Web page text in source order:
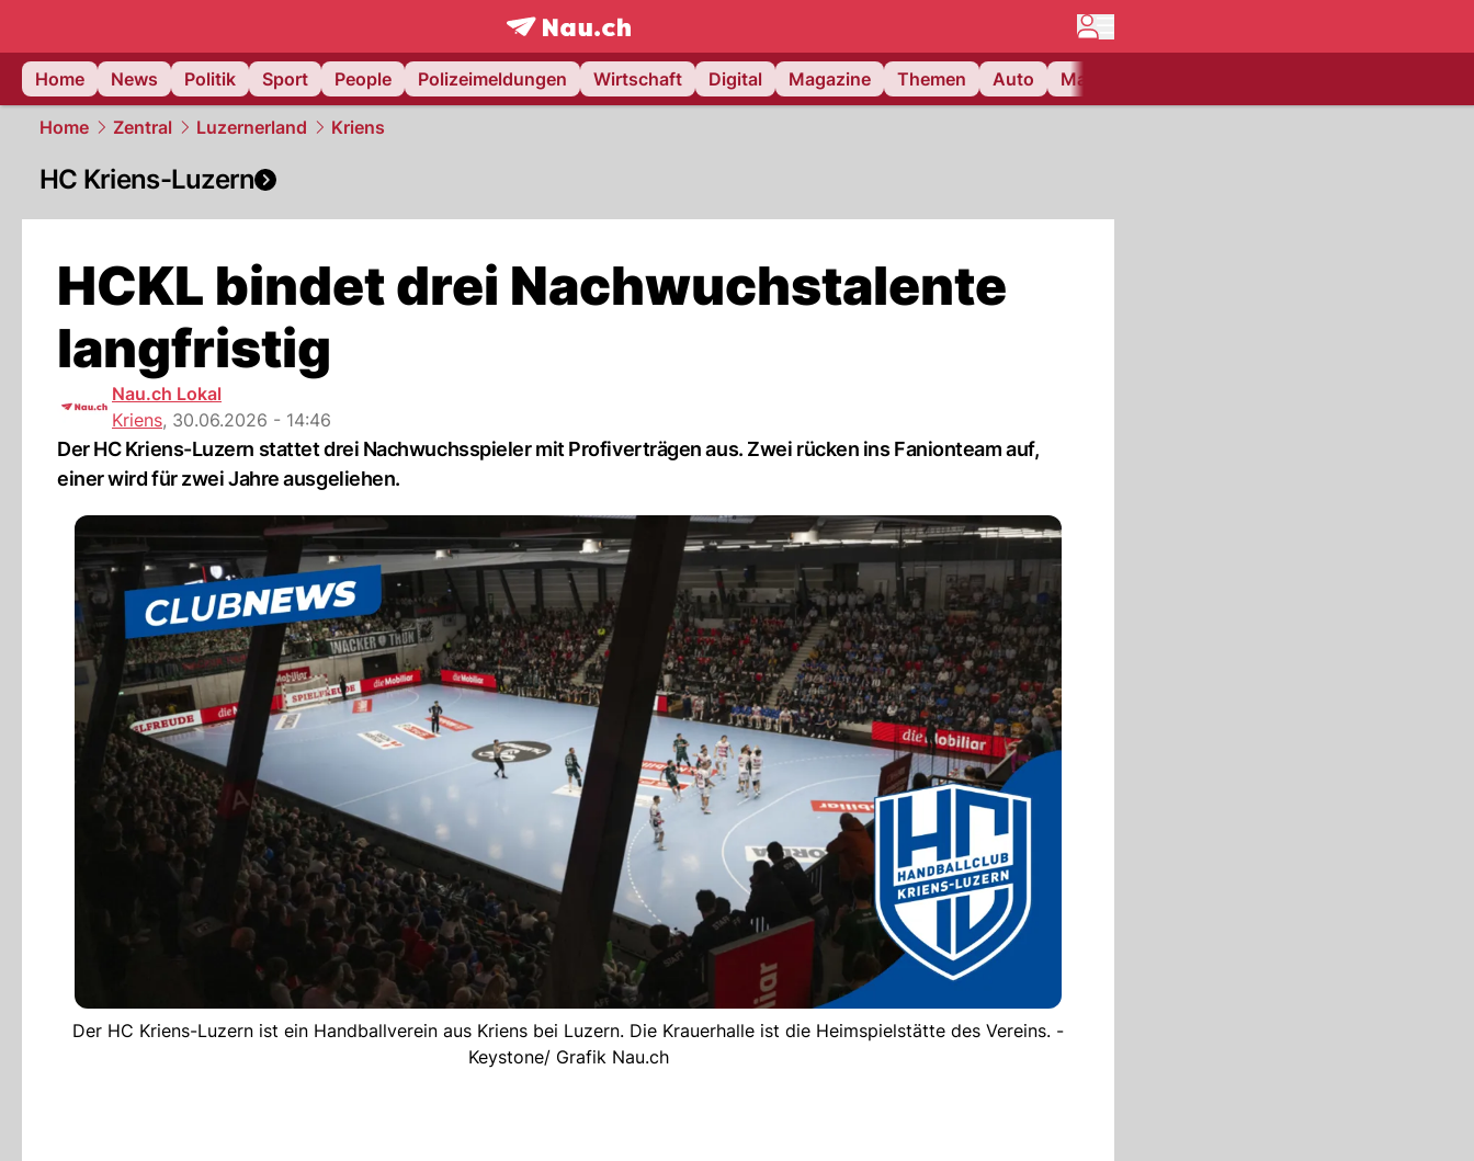
frontpage.NAU.ch
Home
News Politik Sport People Polizeimeldungen Wirtschaft Digital Magazine Themen Auto Matchcenter
Home Zentral Luzernerland Kriens
HC Kriens-Luzern
HCKL bindet drei Nachwuchstalente
langfristig
Nau.ch Lokal
Kriens, 30.06.2026 - 14:46
Der HC Kriens-Luzern stattet drei Nachwuchsspieler mit Profiverträgen aus. Zwei rücken ins Fanionteam auf,
einer wird für zwei Jahre ausgeliehen.
Der HC Kriens-Luzern ist ein Handballverein aus Kriens bei Luzern. Die Krauerhalle ist die Heimspielstätte des Vereins. -
Keystone/ Grafik Nau.ch